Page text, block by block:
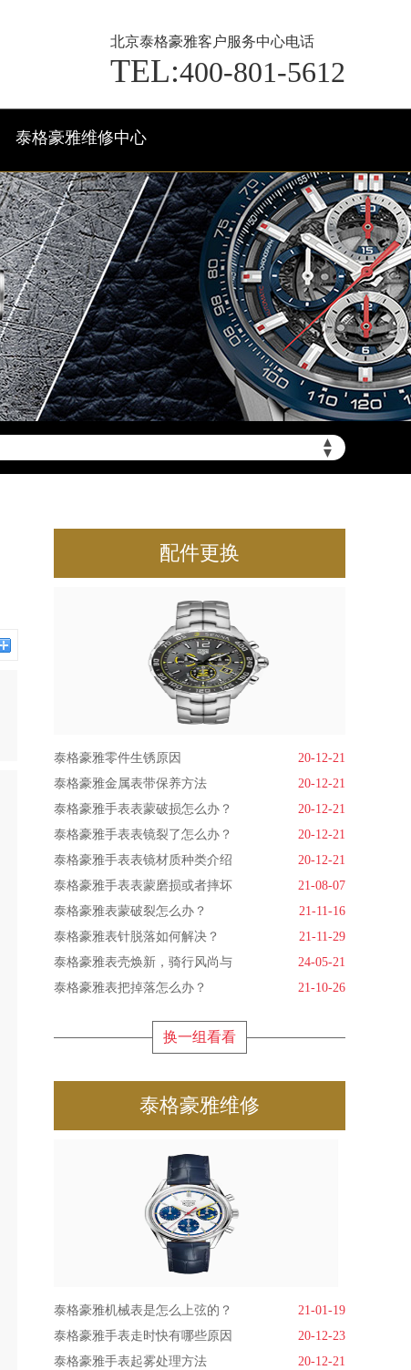
北京泰格豪雅客户服务中心电话
TEL:400-801-5612
泰格豪雅维修中心
▲
▼
配件更换
泰格豪雅零件生锈原因
20-12-21
泰格豪雅金属表带保养方法
20-12-21
泰格豪雅手表表蒙破损怎么办？
20-12-21
泰格豪雅手表表镜裂了怎么办？
20-12-21
泰格豪雅手表表镜材质种类介绍
20-12-21
泰格豪雅手表表蒙磨损或者摔坏
21-08-07
泰格豪雅表蒙破裂怎么办？
21-11-16
泰格豪雅表针脱落如何解决？
21-11-29
泰格豪雅表壳焕新，骑行风尚与
24-05-21
泰格豪雅表把掉落怎么办？
21-10-26
换一组看看
泰格豪雅维修
泰格豪雅机械表是怎么上弦的？
21-01-19
泰格豪雅手表走时快有哪些原因
20-12-23
泰格豪雅手表起雾处理方法
20-12-21